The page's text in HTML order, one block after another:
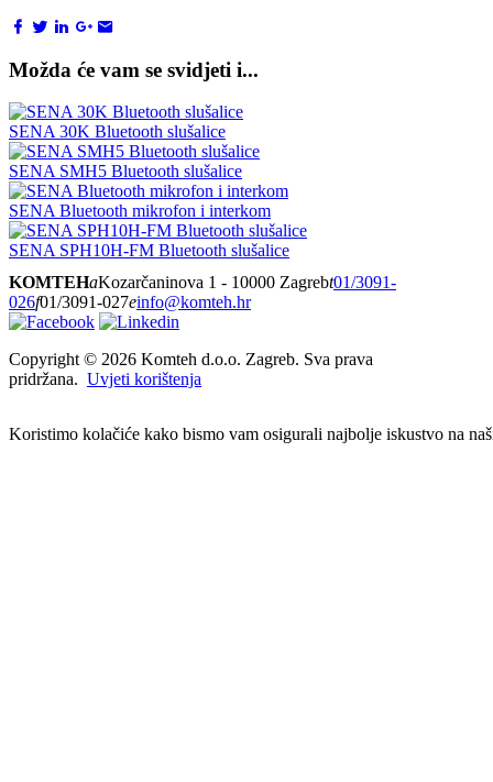
Možda će vam se svidjeti i...
SENA 30K Bluetooth slušalice
SENA SMH5 Bluetooth slušalice
SENA Bluetooth mikrofon i interkom
SENA SPH10H-FM Bluetooth slušalice
KOMTEHaKozarčaninova 1 - 10000 Zagrebt01/3091-
026f01/3091-027einfo@komteh.hr
Copyright © 2026 Komteh d.o.o. Zagreb. Sva prava
pridržana. Uvjeti korištenja
Koristimo kolačiće kako bismo vam osigurali najbolje iskustvo na